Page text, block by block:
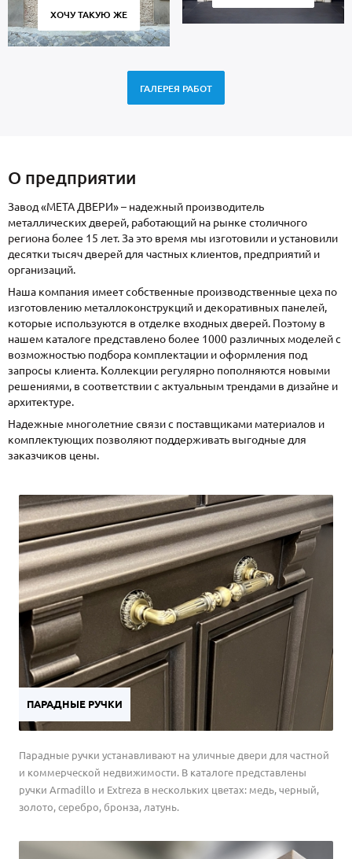
ХОЧУ ТАКУЮ ЖЕ
ГАЛЕРЕЯ РАБОТ
О предприятии
Завод «МЕТА ДВЕРИ» – надежный производитель
металлических дверей, работающий на рынке столичного
региона более 15 лет. За это время мы изготовили и установили
десятки тысяч дверей для частных клиентов, предприятий и
организаций.
Наша компания имеет собственные производственные цеха по
изготовлению металлоконструкций и декоративных панелей,
которые используются в отделке входных дверей. Поэтому в
нашем каталоге представлено более 1000 различных моделей с
возможностью подбора комплектации и оформления под
запросы клиента. Коллекции регулярно пополняются новыми
решениями, в соответствии с актуальным трендами в дизайне и
архитектуре.
Надежные многолетние связи с поставщиками материалов и
комплектующих позволяют поддерживать выгодные для
заказчиков цены.
ПАРАДНЫЕ РУЧКИ
Парадные ручки устанавливают на уличные двери для частной
и коммерческой недвижимости. В каталоге представлены
ручки Armadillo и Extreza в нескольких цветах: медь, черный,
золото, серебро, бронза, латунь.